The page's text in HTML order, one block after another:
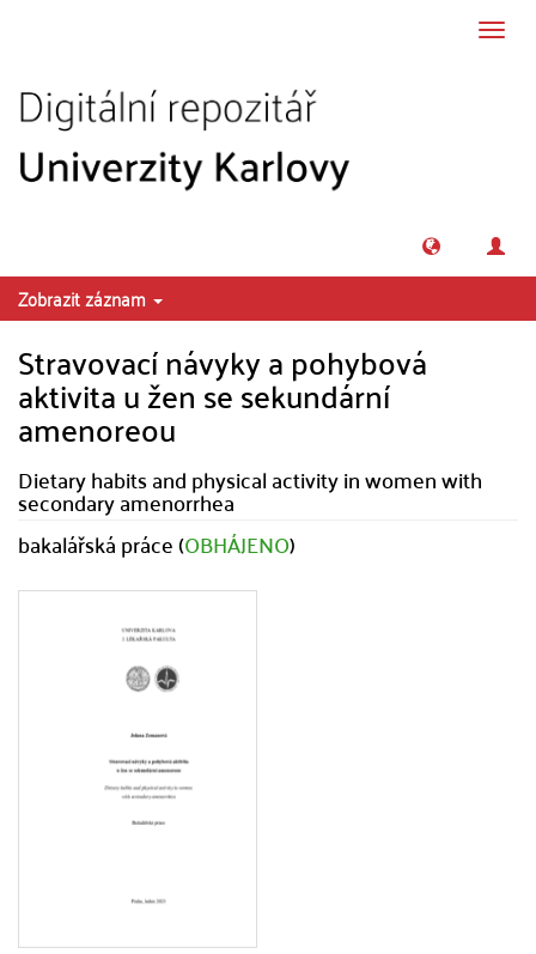
Zobrazit záznam
Stravovací návyky a pohybová
aktivita u žen se sekundární
amenoreou
Dietary habits and physical activity in women with
secondary amenorrhea
bakalářská práce (OBHÁJENO)